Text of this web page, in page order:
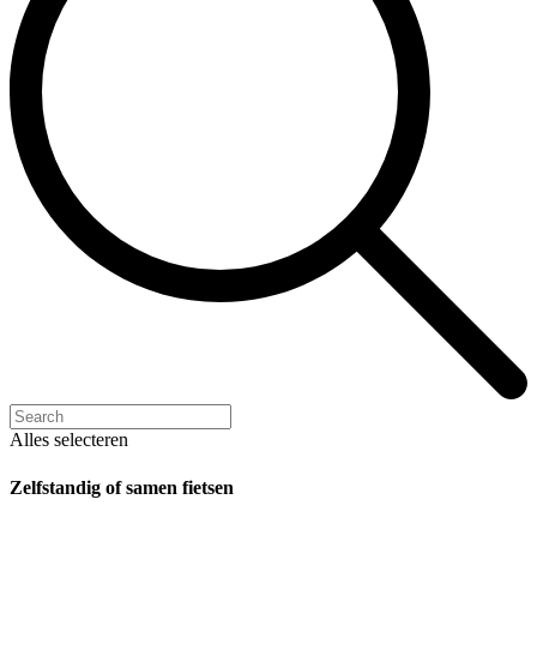
Alles selecteren
Zelfstandig of samen fietsen